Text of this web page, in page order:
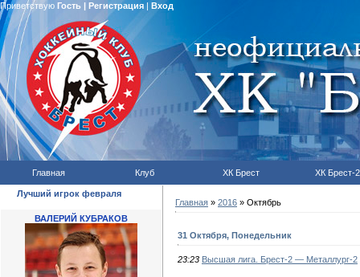
Приветствую Гость | Регистрация| Вход
Главная Клуб ХК Брест ХК Брест-2
Лучший игрок февраля
ВАЛЕРИЙ КУБРАКОВ
Главная » 2016 » Октябрь
31 Октября, Понедельник
23:23 Высшая лига. Брест-2 — Металлург-2